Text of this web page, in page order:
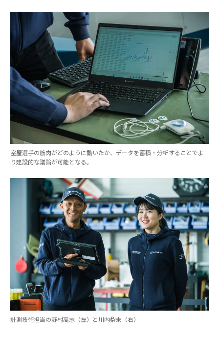
室屋選手の筋肉がどのように動いたか、データを蓄積・分析することでよ
り建設的な議論が可能となる。
計測技術担当の野村高志（左）と川内梨未（右）